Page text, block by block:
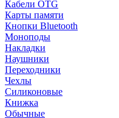
Кабели OTG
Карты памяти
Кнопки Bluetooth
Моноподы
Накладки
Наушники
Переходники
Чехлы
Силиконовые
Книжка
Обычные